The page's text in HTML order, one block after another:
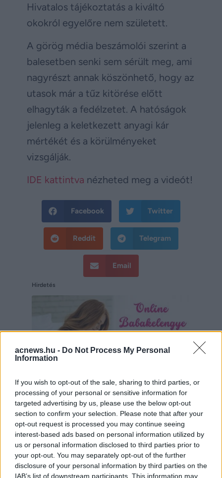
acnews.hu - Do Not Process My Personal
Information
If you wish to opt-out of the sale, sharing to third parties, or
processing of your personal or sensitive information for
targeted advertising by us, please use the below opt-out
section to confirm your selection. Please note that after your
opt-out request is processed you may continue seeing
interest-based ads based on personal information utilized by
us or personal information disclosed to third parties prior to
your opt-out. You may separately opt-out of the further
disclosure of your personal information by third parties on the
IAB’s list of downstream participants. This information may
Hivatalos tájékoztatás a kiváltó
okokról egyelőre nem született.
A görög média beszámolói szerint a
balesetben senki sem sérült meg, ami
nagyrészt annak köszönhető, hogy az
utasok már a tűz kitörése előtt
elhagyták a fedélzetet. A hatóságok
jelenleg a keletkezett anyagi kár
mértékét és a körülményeket
vizsgálják.
IDE kattintva nézheted meg a videót!
Facebook Twitter
Reddit Telegram
Email
Hirdetés
Hirdetés